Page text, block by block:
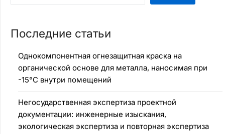
Последние статьи
Однокомпонентная огнезащитная краска на
органической основе для металла, наносимая при
-15°C внутри помещений
Негосударственная экспертиза проектной
документации: инженерные изыскания,
экологическая экспертиза и повторная экспертиза